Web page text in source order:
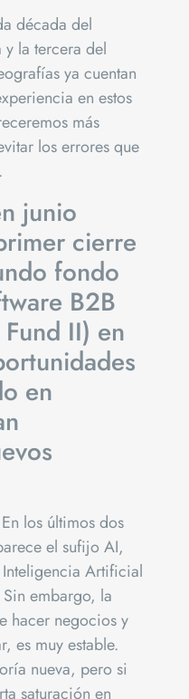
década del
y la tercera del
ya cuentan
en estos
más
los errores que
junio
cierre
fondo
B2B
II) en
en
los últimos dos
el sufijo AI,
Artificial
embargo, la
hacer negocios y
es muy estable.
nueva, pero si
saturación en